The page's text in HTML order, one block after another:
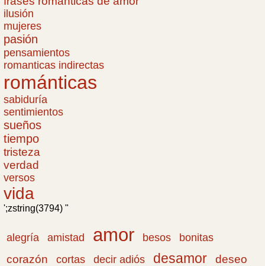
ilusión
mujeres
pasión
pensamientos
romanticas indirectas
románticas
sabiduría
sentimientos
sueños
tiempo
tristeza
verdad
versos
vida
';zstring(3794) "
alegría amistad amor besos
bonitas
corazón
cortas decir adiós desamor deseo